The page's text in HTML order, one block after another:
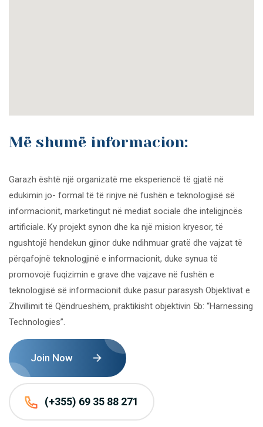
Më shumë informacion:
Garazh është një organizatë me eksperiencë të gjatë në
edukimin jo- formal të të rinjve në fushën e teknologjisë së
informacionit, marketingut në mediat sociale dhe inteligjncës
artificiale. Ky projekt synon dhe ka një mision kryesor, të
ngushtojë hendekun gjinor duke ndihmuar gratë dhe vajzat të
përqafojnë teknologjinë e informacionit, duke synua të
promovojë fuqizimin e grave dhe vajzave në fushën e
teknologjisë së informacionit duke pasur parasysh Objektivat e
Zhvillimit të Qëndrueshëm, praktikisht objektivin 5b: “Harnessing
Technologies”.
Join Now
(+355) 69 35 88 271